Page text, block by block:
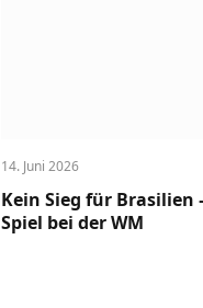
14. Juni 2026
Kein Sieg für Brasilien
Spiel bei der WM